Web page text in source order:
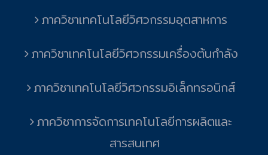
ภาควิชาเทคโนโลยีวิศวกรรมอุตสาหการ
ภาควิชาเทคโนโลยีวิศวกรรมเครื่องต้นกำลัง
ภาควิชาเทคโนโลยีวิศวกรรมอิเล็กทรอนิกส์
ภาควิชาการจัดการเทคโนโลยีการผลิตและ
สารสนเทศ